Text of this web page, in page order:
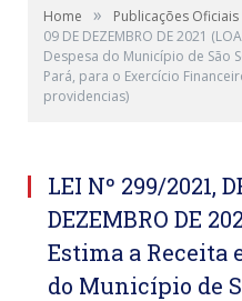
Home » Publicações Oficiais
09 DE DEZEMBRO DE 2021
Despesa do Município de São
Pará, para o Exercício
providencias)
LEI Nº 299/2021,
DEZEMBRO DE
Estima a Receita
do Município de